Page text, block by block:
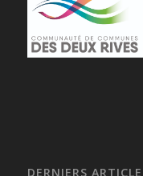
DERNIERS